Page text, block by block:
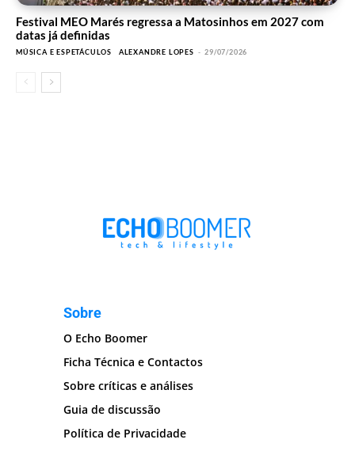
Festival MEO Marés regressa a Matosinhos em 2027 com
datas já definidas
MÚSICA E ESPETÁCULOS ALEXANDRE LOPES - 29/07/2026
Sobre
O Echo Boomer
Ficha Técnica e Contactos
Sobre críticas e análises
Guia de discussão
Política de Privacidade